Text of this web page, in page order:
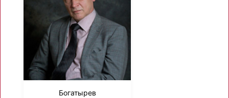
Богатырев